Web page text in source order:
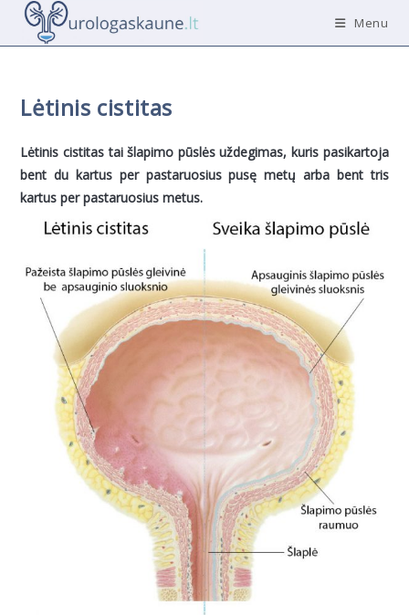
Menu
Lėtinis cistitas
Lėtinis cistitas tai šlapimo pūslės uždegimas, kuris pasikartoja
bent du kartus per pastaruosius pusę metų arba bent tris
kartus per pastaruosius metus.